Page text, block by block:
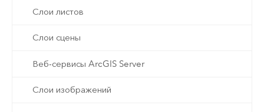
Слои листов
Слои сцены
Веб-сервисы ArcGIS Server
Слои изображений